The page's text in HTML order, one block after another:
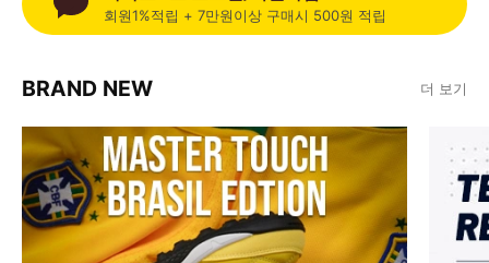
회원1%적립 + 7만원이상 구매시 500원 적립
BRAND NEW 더 보기